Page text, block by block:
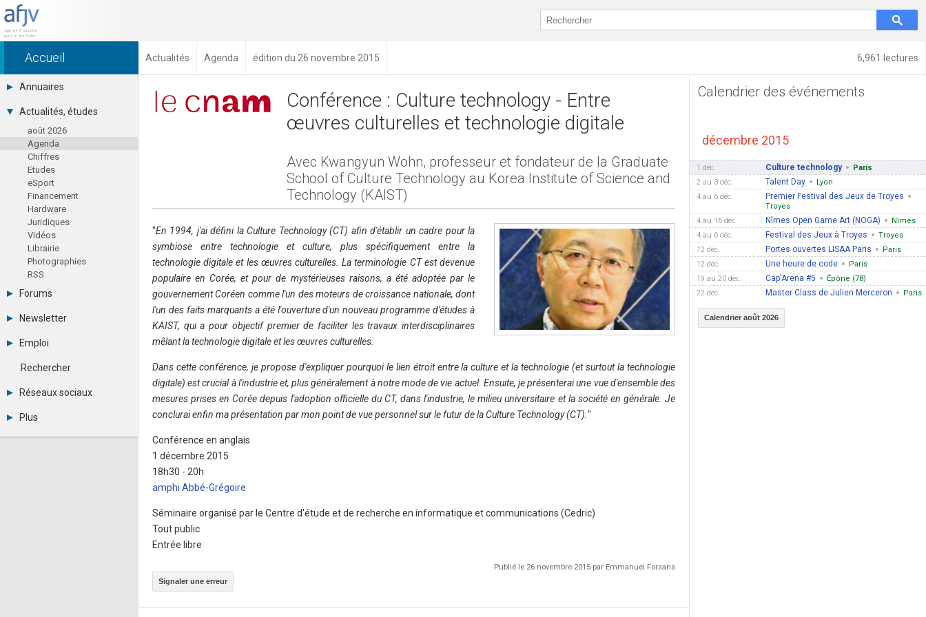
6,961 lectures
Accueil Actualités Agenda édition du 26 novembre 2015
Annuaires
Toutes les sociétés (691)
Studios (418)
Editeurs (49)
Distributeurs (16)
Hard. / Accessoires (10)
Middlewares (15)
Prestataires (99)
Assoc. / Syndicats (21)
Formations / Ecoles (46)
Presse spécialisée (17)
Actualités, études
août 2026
Agenda
Chiffres
Etudes
eSport
Financement
Hardware
Juridiques
Vidéos
Librairie
Photographies
RSS
Forums
Tous les forums
Se connecter
Messages privés
Contacter un modérateur
Newsletter
Archives
Abonnement
Emploi
Consulter les annonces
Observatoire de l'emploi
Rechercher
Réseaux sociaux
LinkedIn
Plus
Annonceurs
Conférence : Culture technology - Entre
œuvres culturelles et technologie digitale
Avec Kwangyun Wohn, professeur et fondateur de la Graduate
School of Culture Technology au Korea Institute of Science and
Technology (KAIST)
"En 1994, j'ai défini la Culture Technology (CT) afin d'établir un cadre pour la
symbiose entre technologie et culture, plus spécifiquement entre la
technologie digitale et les œuvres culturelles. La terminologie CT est devenue
populaire en Corée, et pour de mystérieuses raisons, a été adoptée par le
gouvernement Coréen comme l'un des moteurs de croissance nationale, dont
l'un des faits marquants a été l'ouverture d'un nouveau programme d'études à
KAIST, qui a pour objectif premier de faciliter les travaux interdisciplinaires
mêlant la technologie digitale et les œuvres culturelles.
Dans cette conférence, je propose d'expliquer pourquoi le lien étroit entre la culture et la technologie (et surtout la technologie
digitale) est crucial à l'industrie et, plus généralement à notre mode de vie actuel. Ensuite, je présenterai une vue d'ensemble des
mesures prises en Corée depuis l'adoption officielle du CT, dans l'industrie, le milieu universitaire et la société en générale. Je
conclurai enfin ma présentation par mon point de vue personnel sur le futur de la Culture Technology (CT). "
Conférence en anglais
1 décembre 2015
18h30 - 20h
amphi Abbé-Grégoire
Séminaire organisé par le Centre d'étude et de recherche en informatique et communications (Cedric)
Tout public
Entrée libre
Publié le 26 novembre 2015 par Emmanuel Forsans
Signaler une erreur
Calendrier des événements
décembre 2015
1 déc. Culture technology
Paris
2 au 3 déc.
Talent Day
Lyon
4 au 6 déc.
Premier Festival des Jeux de Troyes
Troyes
4 au 16 déc.
Nîmes Open Game Art (NOGA)
Nîmes
4 au 6 déc.
Festival des Jeux à Troyes
Troyes
12 déc.
Portes ouvertes LISAA Paris
Paris
12 déc.
Une heure de code
Paris
19 au 20 déc.
Cap'Arena #5
Épône (78)
22 déc.
Master Class de Julien Merceron Paris
Calendrier août 2026